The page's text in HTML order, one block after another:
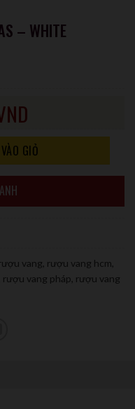
– WHITE
GIỎ
vang rượu vang hcm
rượu vang pháp rượu vang